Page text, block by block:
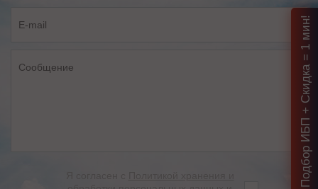
Подбор ИБП + Скидка = 1 мин!